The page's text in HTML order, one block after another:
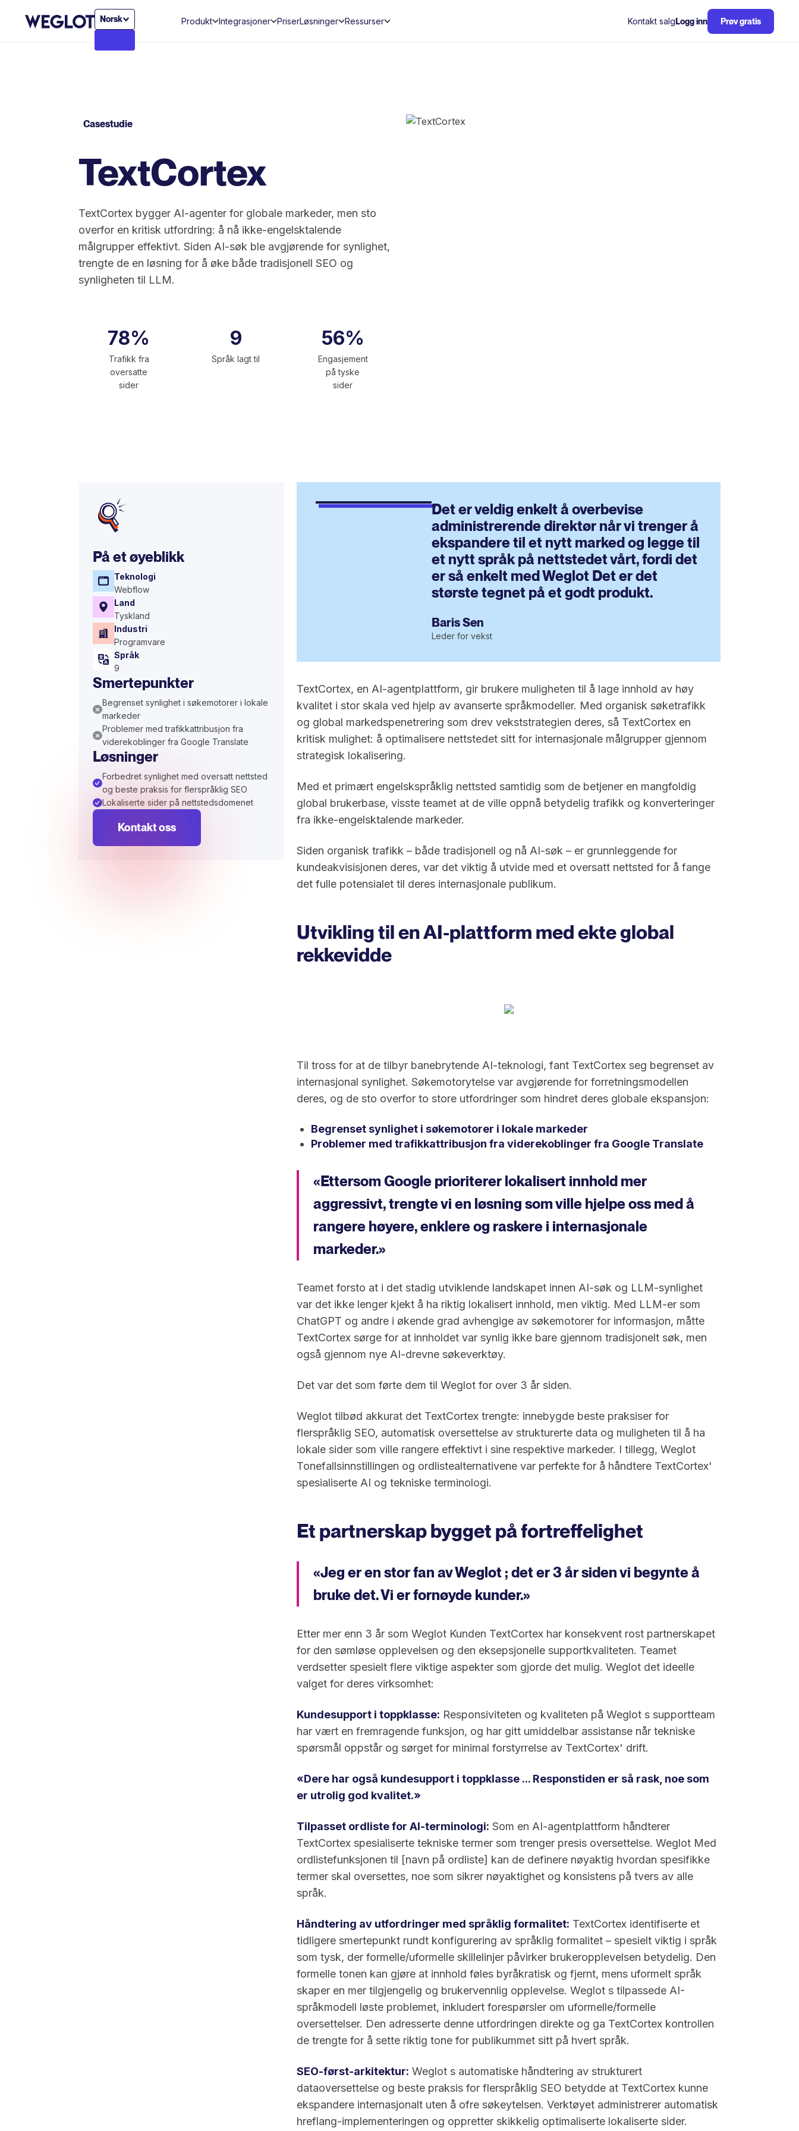
Norsk Produkt Integrasjoner PriserLøsninger Ressurser Kontakt salg Logg inn Prøv gratis
Casestudie
TextCortex
TextCortex bygger AI-agenter for globale markeder, men sto
overfor en kritisk utfordring: å nå ikke-engelsktalende
målgrupper effektivt. Siden AI-søk ble avgjørende for synlighet,
trengte de en løsning for å øke både tradisjonell SEO og
synligheten til LLM.
78%
Trafikk fra
oversatte
sider
9
Språk lagt til
56%
Engasjement
på tyske
sider
På et øyeblikk
Teknologi
Webflow
Land
Tyskland
Industri
Programvare
Språk
9
Smertepunkter
Begrenset synlighet i søkemotorer i lokale
markeder
Problemer med trafikkattribusjon fra
viderekoblinger fra Google Translate
Løsninger
Forbedret synlighet med oversatt nettsted
og beste praksis for flerspråklig SEO
Lokaliserte sider på nettstedsdomenet
Kontakt oss
Det er veldig enkelt å overbevise
administrerende direktør når vi trenger å
ekspandere til et nytt marked og legge til
et nytt språk på nettstedet vårt, fordi det
er så enkelt med Weglot Det er det
største tegnet på et godt produkt.
Baris Sen
Leder for vekst
TextCortex, en AI-agentplattform, gir brukere muligheten til å lage innhold av høy
kvalitet i stor skala ved hjelp av avanserte språkmodeller. Med organisk søketrafikk
og global markedspenetrering som drev vekststrategien deres, så TextCortex en
kritisk mulighet: å optimalisere nettstedet sitt for internasjonale målgrupper gjennom
strategisk lokalisering.
Med et primært engelskspråklig nettsted samtidig som de betjener en mangfoldig
global brukerbase, visste teamet at de ville oppnå betydelig trafikk og konverteringer
fra ikke-engelsktalende markeder.
Siden organisk trafikk – både tradisjonell og nå AI-søk – er grunnleggende for
kundeakvisisjonen deres, var det viktig å utvide med et oversatt nettsted for å fange
det fulle potensialet til deres internasjonale publikum.
Utvikling til en AI-plattform med ekte global
rekkevidde
Til tross for at de tilbyr banebrytende AI-teknologi, fant TextCortex seg begrenset av
internasjonal synlighet. Søkemotorytelse var avgjørende for forretningsmodellen
deres, og de sto overfor to store utfordringer som hindret deres globale ekspansjon:
Begrenset synlighet i søkemotorer i lokale markeder
Problemer med trafikkattribusjon fra viderekoblinger fra Google Translate
«Ettersom Google prioriterer lokalisert innhold mer
aggressivt, trengte vi en løsning som ville hjelpe oss med å
rangere høyere, enklere og raskere i internasjonale
markeder.»
Teamet forsto at i det stadig utviklende landskapet innen AI-søk og LLM-synlighet
var det ikke lenger kjekt å ha riktig lokalisert innhold, men viktig. Med LLM-er som
ChatGPT og andre i økende grad avhengige av søkemotorer for informasjon, måtte
TextCortex sørge for at innholdet var synlig ikke bare gjennom tradisjonelt søk, men
også gjennom nye AI-drevne søkeverktøy.
Det var det som førte dem til Weglot for over 3 år siden.
Weglot tilbød akkurat det TextCortex trengte: innebygde beste praksiser for
flerspråklig SEO, automatisk oversettelse av strukturerte data og muligheten til å ha
lokale sider som ville rangere effektivt i sine respektive markeder. I tillegg, Weglot
Tonefallsinnstillingen og ordlistealternativene var perfekte for å håndtere TextCortex'
spesialiserte AI og tekniske terminologi.
Et partnerskap bygget på fortreffelighet
«Jeg er en stor fan av Weglot ; det er 3 år siden vi begynte å
bruke det. Vi er fornøyde kunder.»
Etter mer enn 3 år som Weglot Kunden TextCortex har konsekvent rost partnerskapet
for den sømløse opplevelsen og den eksepsjonelle supportkvaliteten. Teamet
verdsetter spesielt flere viktige aspekter som gjorde det mulig. Weglot det ideelle
valget for deres virksomhet:
Kundesupport i toppklasse: Responsiviteten og kvaliteten på Weglot s supportteam
har vært en fremragende funksjon, og har gitt umiddelbar assistanse når tekniske
spørsmål oppstår og sørget for minimal forstyrrelse av TextCortex' drift.
«Dere har også kundesupport i toppklasse ... Responstiden er så rask, noe som
er utrolig god kvalitet.»
Tilpasset ordliste for AI-terminologi: Som en AI-agentplattform håndterer
TextCortex spesialiserte tekniske termer som trenger presis oversettelse. Weglot Med
ordlistefunksjonen til [navn på ordliste] kan de definere nøyaktig hvordan spesifikke
termer skal oversettes, noe som sikrer nøyaktighet og konsistens på tvers av alle
språk.
Håndtering av utfordringer med språklig formalitet: TextCortex identifiserte et
tidligere smertepunkt rundt konfigurering av språklig formalitet – spesielt viktig i språk
som tysk, der formelle/uformelle skillelinjer påvirker brukeropplevelsen betydelig. Den
formelle tonen kan gjøre at innhold føles byråkratisk og fjernt, mens uformelt språk
skaper en mer tilgjengelig og brukervennlig opplevelse. Weglot s tilpassede AI-
språkmodell løste problemet, inkludert forespørsler om uformelle/formelle
oversettelser. Den adresserte denne utfordringen direkte og ga TextCortex kontrollen
de trengte for å sette riktig tone for publikummet sitt på hvert språk.
SEO-først-arkitektur: Weglot s automatiske håndtering av strukturert
dataoversettelse og beste praksis for flerspråklig SEO betydde at TextCortex kunne
ekspandere internasjonalt uten å ofre søkeytelsen. Verktøyet administrerer automatisk
hreflang-implementeringen og oppretter skikkelig optimaliserte lokaliserte sider.